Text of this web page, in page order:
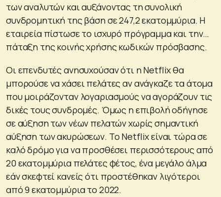
των αναλυτών και αυξάνοντας τη συνολική
συνδρομητική της βάση σε 247,2 εκατομμύρια. Η
εταιρεία πίστωσε το ισχυρό πρόγραμμα και την…
πάταξη της κοινής χρήσης κωδικών πρόσβασης.
Οι επενδυτές ανησυχούσαν ότι η Netflix θα
μπορούσε να χάσει πελάτες αν ανάγκαζε τα άτομα
που μοιράζονταν λογαριασμούς να αγοράζουν τις
δικές τους συνδρομές. Όμως η επιβολή οδήγησε
σε αύξηση των νέων πελατών χωρίς σημαντική
αύξηση των ακυρώσεων. Το Netflix είναι τώρα σε
καλό δρόμο για να προσθέσει περισσότερους από
20 εκατομμύρια πελάτες φέτος, ένα μεγάλο άλμα
εάν σκεφτεί κανείς ότι προστέθηκαν λιγότεροι
από 9 εκατομμύρια το 2022.